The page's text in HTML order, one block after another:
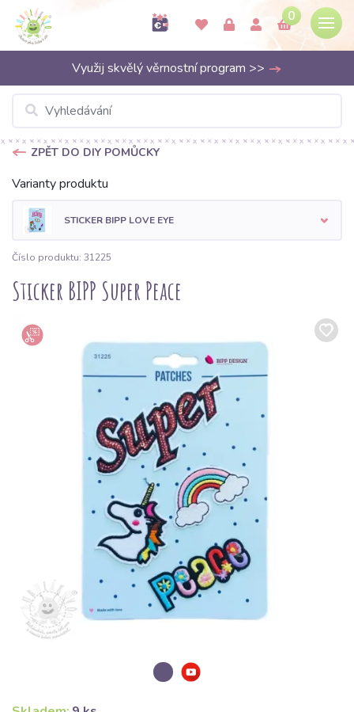
0
Využij skvělý věrnostní program >>
ZPĚT DO DIY POMŮCKY
Varianty produktu
STICKER BIPP LOVE EYE
Číslo produktu: 31225
Sticker BIPP Super Peace